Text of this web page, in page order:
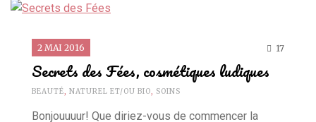
2 MAI 2016 17
Secrets des Fées, cosmétiques ludiques
BEAUTÉ NATUREL ET/OU BIO SOINS
Bonjouuuur! Que diriez-vous de commencer la